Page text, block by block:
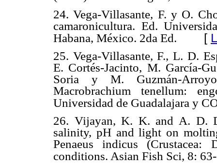
24. Vega-Villasante, F. y O.
camaronicultura. Ed.
Habana, México. 2da Ed. [
25. Vega-Villasante, F., L. D.
E. Cortés-Jacinto, M. García-
Soria y M. Guzmán-
Macrobrachium tenellum:
Universidad de Guadalajara y
26. Vijayan, K. K. and A. D.
salinity, pH and light on
Penaeus indicus (Crustacea:
conditions. Asian Fish Sci, 8: